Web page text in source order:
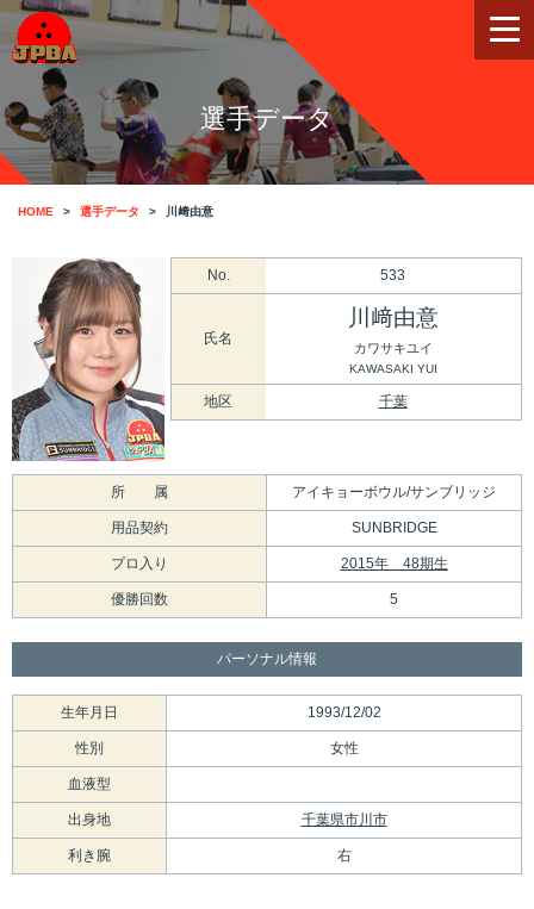
選手データ
HOME 選手データ 川﨑由意
No. 533
氏名
川﨑由意
カワサキユイ
KAWASAKI YUI
地区 千葉
所 属 アイキョーボウル/サンブリッジ
用品契約 SUNBRIDGE
プロ入り 2015年 48期生
優勝回数 5
パーソナル情報
生年月日 1993/12/02
性別 女性
血液型
出身地 千葉県市川市
利き腕 右